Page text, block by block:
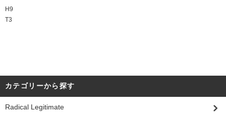
H9
T3
カテゴリーから探す
Radical Legitimate